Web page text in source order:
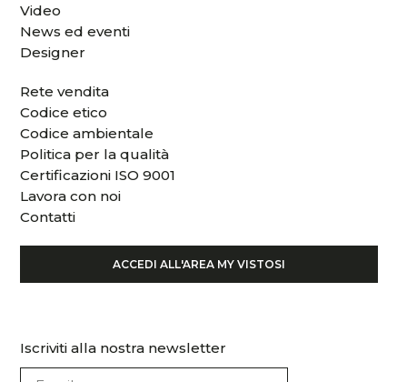
Video
News ed eventi
Designer
Rete vendita
Codice etico
Codice ambientale
Politica per la qualità
Certificazioni ISO 9001
Lavora con noi
Contatti
ACCEDI ALL'AREA MY VISTOSI
Iscriviti alla nostra newsletter